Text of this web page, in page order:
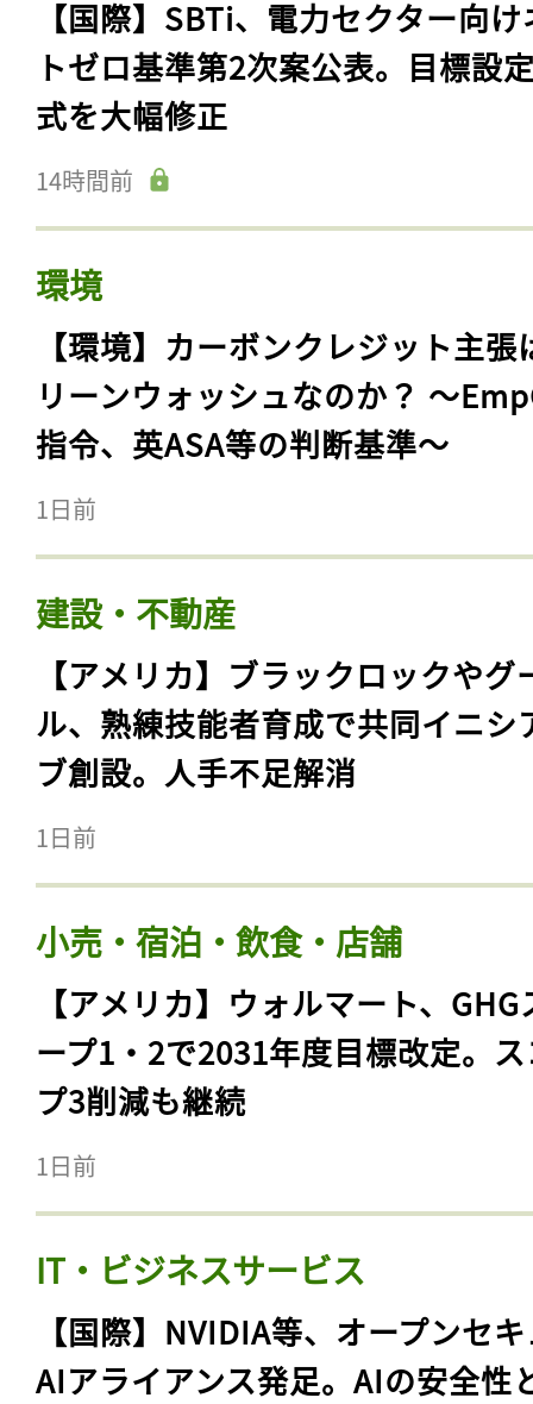
【国際】SBTi、電力セクター向
トゼロ基準第2次案公表。目標設
式を大幅修正
14時間前
環境
【環境】カーボンクレジット主張
リーンウォッシュなのか？ 〜
指令、英ASA等の判断基準〜
1日前
建設・不動産
【アメリカ】ブラックロックやグ
ル、熟練技能者育成で共同イニシ
ブ創設。人手不足解消
1日前
小売・宿泊・飲食・店舗
【アメリカ】ウォルマート、GHG
ープ1・2で2031年度目標改定。
プ3削減も継続
1日前
IT・ビジネスサービス
【国際】NVIDIA等、オープンセ
AIアライアンス発足。AIの安全性